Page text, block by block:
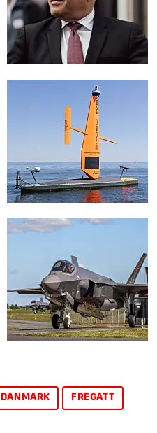
DANMARK FREGATT